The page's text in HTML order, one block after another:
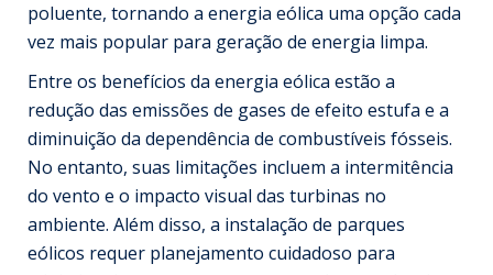
poluente, tornando a energia eólica uma opção cada
vez mais popular para geração de energia limpa.
Entre os benefícios da energia eólica estão a
redução das emissões de gases de efeito estufa e a
diminuição da dependência de combustíveis fósseis.
No entanto, suas limitações incluem a intermitência
do vento e o impacto visual das turbinas no
ambiente. Além disso, a instalação de parques
eólicos requer planejamento cuidadoso para